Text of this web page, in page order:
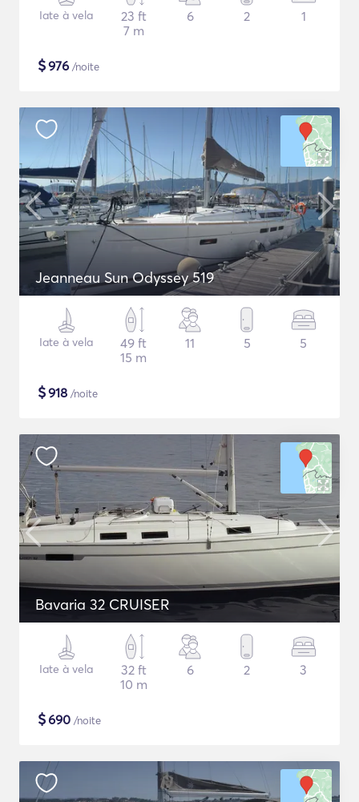
Iate à vela
23 ft
7 m
6 2 1
$976 /noite
Jeanneau Sun Odyssey 519
Iate à vela
49 ft
15 m
11 5 5
$918 /noite
Bavaria 32 CRUISER
Iate à vela
32 ft
10 m
6 2 3
$690 /noite